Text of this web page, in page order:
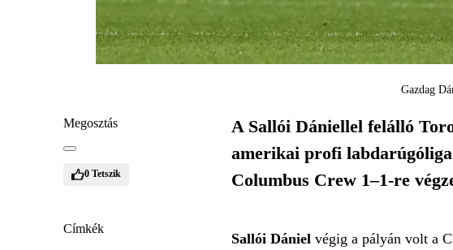
Gazdag
Megosztás
0 Tetszik
Címkék
A Sallói Dániellel felálló
amerikai profi
Columbus Crew 1–1-re
Sallói Dániel végig a pályán volt a